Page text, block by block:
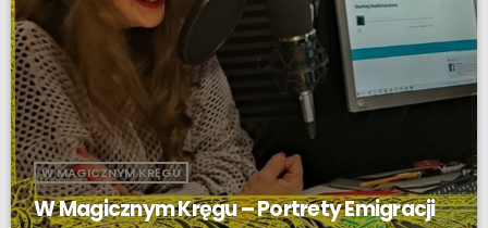
W MAGICZNYM KRĘGU
W Magicznym Kręgu – Portrety Emigracji